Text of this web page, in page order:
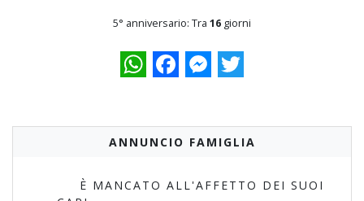
5° anniversario: Tra 16 giorni
WhatsAppFacebookMessenger
Twitter
ANNUNCIO FAMIGLIA
È MANCATO ALL'AFFETTO DEI SUOI